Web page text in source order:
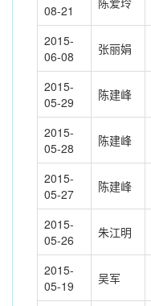
08-21
2015-
06-08
张丽娟
2015-
05-29
陈建峰
2015-
05-28
陈建峰
2015-
05-27
陈建峰
2015-
05-26
朱江明
2015-
05-19
吴军